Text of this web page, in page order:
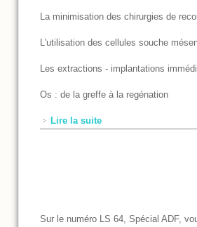
La minimisation des chirurgies de
L'utilisation des cellules souche
Les extractions - implantations
Os : de la greffe à la regénation
Lire la suite
Sur le numéro LS 64, Spécial ADF,